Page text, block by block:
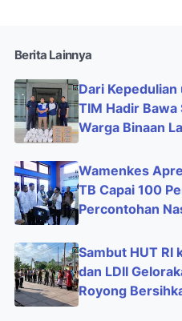
Berita Lainnya
Dari Kepedulian
TIM Hadir Bawa
Warga Binaan
Wamenkes
TB Capai 100
Percontohan
Sambut HUT RI
dan LDII
Royong